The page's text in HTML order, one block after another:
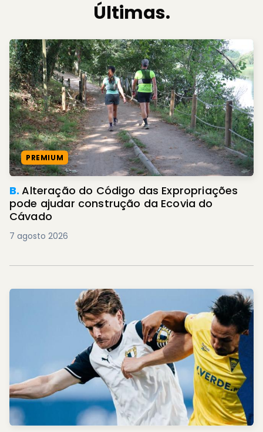
Últimas.
PREMIUM
B.Alteração do Código das Expropriações
pode ajudar construção da Ecovia do
Cávado
7 agosto 2026